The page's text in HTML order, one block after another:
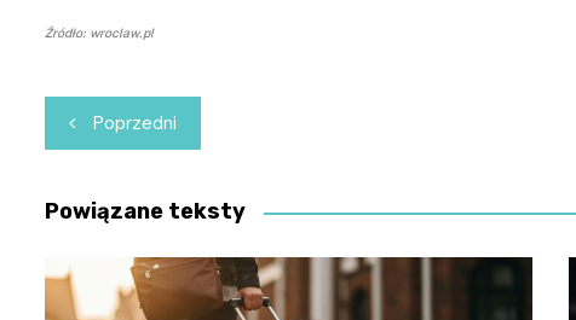
Źródło: wroclaw.pl
Nawigacja
wpisu
Poprzedni
Powiązane teksty